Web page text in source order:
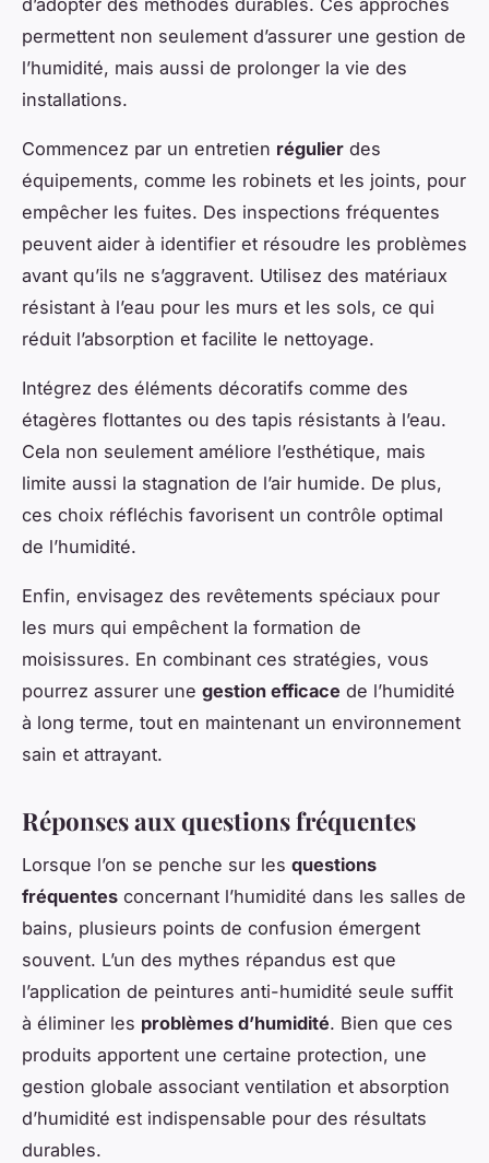
permettent non seulement d’assurer une gestion de
l’humidité, mais aussi de prolonger la vie des
installations.
Commencez par un entretien régulier des
équipements, comme les robinets et les joints, pour
empêcher les fuites. Des inspections fréquentes
peuvent aider à identifier et résoudre les problèmes
avant qu’ils ne s’aggravent. Utilisez des matériaux
résistant à l’eau pour les murs et les sols, ce qui
réduit l’absorption et facilite le nettoyage.
Intégrez des éléments décoratifs comme des
étagères flottantes ou des tapis résistants à l’eau.
Cela non seulement améliore l’esthétique, mais
limite aussi la stagnation de l’air humide. De plus,
ces choix réfléchis favorisent un contrôle optimal
de l’humidité.
Enfin, envisagez des revêtements spéciaux pour
les murs qui empêchent la formation de
moisissures. En combinant ces stratégies, vous
pourrez assurer une gestion efficace de l’humidité
à long terme, tout en maintenant un environnement
sain et attrayant.
Réponses aux questions fréquentes
Lorsque l’on se penche sur les questions
fréquentes concernant l’humidité dans les salles de
bains, plusieurs points de confusion émergent
souvent. L’un des mythes répandus est que
l’application de peintures anti-humidité seule suffit
à éliminer les problèmes d’humidité. Bien que ces
produits apportent une certaine protection, une
gestion globale associant ventilation et absorption
d’humidité est indispensable pour des résultats
durables.